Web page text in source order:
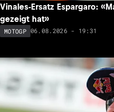
Vinales-Ersatz Espargaro:
gezeigt hat»
MOTOGP 06.08.2026 - 19:31